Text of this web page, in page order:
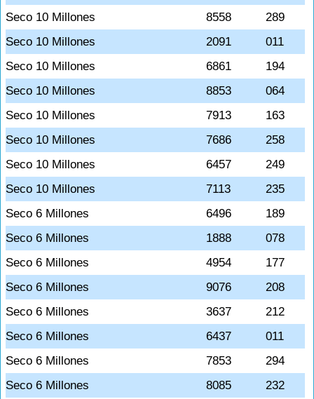
Seco 10 Millones
8558
289
Seco 10 Millones
2091
011
Seco 10 Millones
6861
194
Seco 10 Millones
8853
064
Seco 10 Millones
7913
163
Seco 10 Millones
7686
258
Seco 10 Millones
6457
249
Seco 10 Millones
7113
235
Seco 6 Millones
6496
189
Seco 6 Millones
1888
078
Seco 6 Millones
4954
177
Seco 6 Millones
9076
208
Seco 6 Millones
3637
212
Seco 6 Millones
6437
011
Seco 6 Millones
7853
294
Seco 6 Millones
8085
232